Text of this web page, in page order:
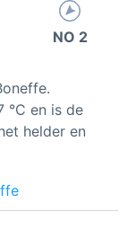
NO 2
°C en is de
helder en